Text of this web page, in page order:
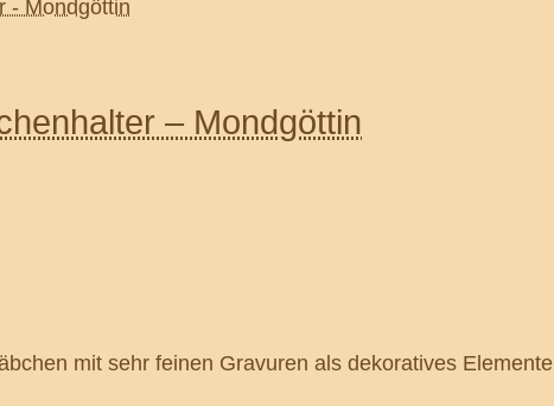
– Mondgöttin
mit sehr feinen Gravuren als dekoratives Elemente